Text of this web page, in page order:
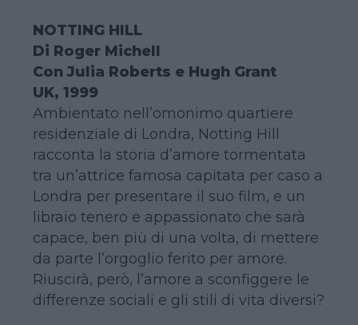
NOTTING HILL
Di Roger Michell
Con Julia Roberts e Hugh Grant
UK, 1999
Ambientato nell’omonimo quartiere
residenziale di Londra, Notting Hill
racconta la storia d’amore tormentata
tra un’attrice famosa capitata per caso a
Londra per presentare il suo film, e un
libraio tenero e appassionato che sarà
capace, ben più di una volta, di mettere
da parte l’orgoglio ferito per amore.
Riuscirà, però, l’amore a sconfiggere le
differenze sociali e gli stili di vita diversi?